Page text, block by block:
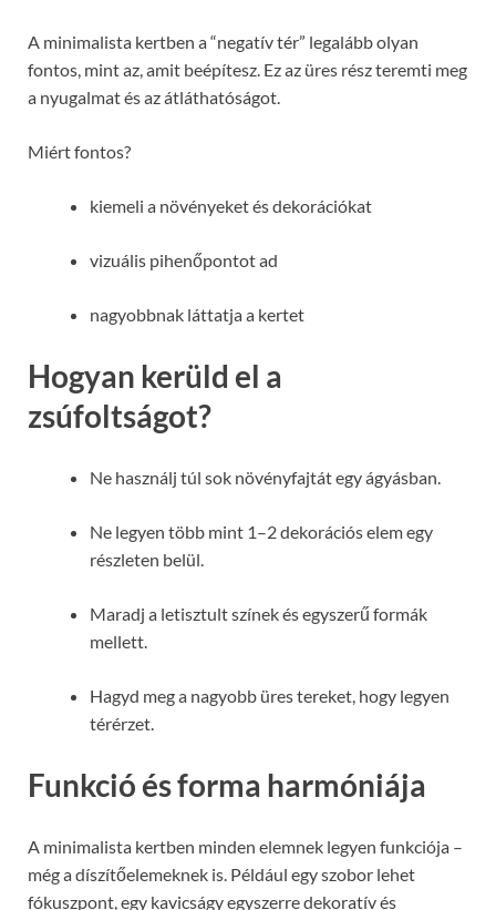
A minimalista kertben a “negatív tér” legalább olyan
fontos, mint az, amit beépítesz. Ez az üres rész teremti meg
a nyugalmat és az átláthatóságot.
Miért fontos?
kiemeli a növényeket és dekorációkat
vizuális pihenőpontot ad
nagyobbnak láttatja a kertet
Hogyan kerüld el a
zsúfoltságot?
Ne használj túl sok növényfajtát egy ágyásban.
Ne legyen több mint 1–2 dekorációs elem egy
részleten belül.
Maradj a letisztult színek és egyszerű formák
mellett.
Hagyd meg a nagyobb üres tereket, hogy legyen
térérzet.
Funkció és forma harmóniája
A minimalista kertben minden elemnek legyen funkciója –
még a díszítőelemeknek is. Például egy szobor lehet
fókuszpont, egy kavicságy egyszerre dekoratív és